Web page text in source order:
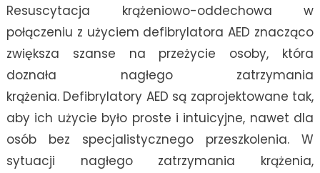
Resuscytacja krążeniowo-oddechowa w
połączeniu z użyciem defibrylatora AED znacząco
zwiększa szanse na przeżycie osoby, która
doznała nagłego zatrzymania
krążenia. Defibrylatory AED są zaprojektowane tak,
aby ich użycie było proste i intuicyjne, nawet dla
osób bez specjalistycznego przeszkolenia. W
sytuacji nagłego zatrzymania krążenia,